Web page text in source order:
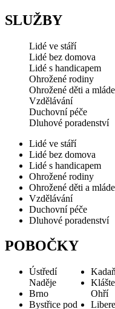
SLUŽBY
Lidé ve stáří
Lidé bez domova
Lidé s handicapem
Ohrožené rodiny
Ohrožené děti a
Vzdělávání
Duchovní péče
Dluhové poradenství
Lidé ve stáří
Lidé bez domova
Lidé s handicapem
Ohrožené rodiny
Ohrožené děti a
Vzdělávání
Duchovní péče
Dluhové poradenství
POBOČKY
Ústředí
Naděje
Brno
Bystřice pod
Kadaň
Ohří